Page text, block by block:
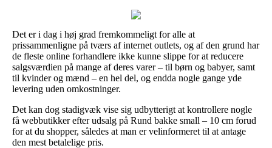
Det er i dag i høj grad fremkommeligt for alle at
prissammenligne på tværs af internet outlets, og af den grund har
de fleste online forhandlere ikke kunne slippe for at reducere
salgsværdien på mange af deres varer – til børn og babyer, samt
til kvinder og mænd – en hel del, og endda nogle gange yde
levering uden omkostninger.
Det kan dog stadigvæk vise sig udbytterigt at kontrollere nogle
få webbutikker efter udsalg på Rund bakke small – 10 cm forud
for at du shopper, således at man er velinformeret til at antage
den mest betalelige pris.